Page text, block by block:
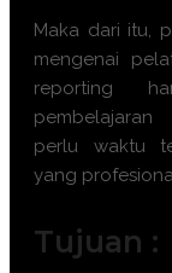
Maka dari itu,
mengenai
reporting
perlu waktu
yang
Tujuan :